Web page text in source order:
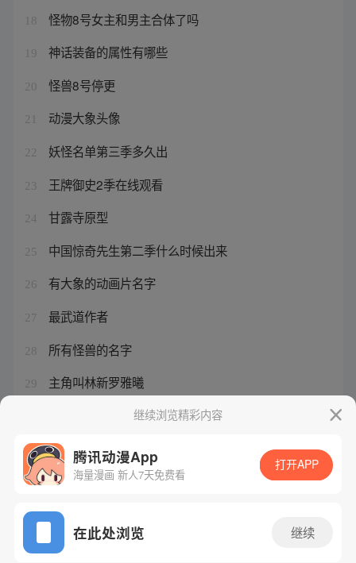
18 怪物8号女主和男主合体了吗
19 神话装备的属性有哪些
20 怪兽8号停更
21 动漫大象头像
22 妖怪名单第三季多久出
23 王牌御史2季在线观看
24 甘露寺原型
25 中国惊奇先生第二季什么时候出来
26 有大象的动画片名字
27 最武道作者
28 所有怪兽的名字
29 主角叫林新罗雅曦
陈凡和假少爷陈宇书名继续浏览精彩内容
腾讯动漫App
海量漫画 新人7天免费看
打开APP
在此处浏览 继续
网站备案/许可证号：粤B2-20090059-5
Copyright©1998 - 2026 Tencent. All Rights Reserved